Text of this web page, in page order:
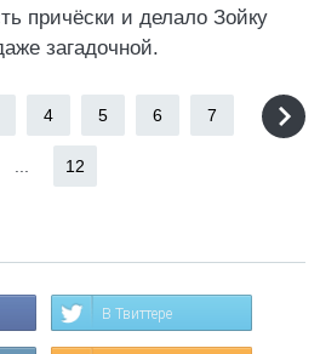
причёски и делало Зойку
загадочной.
4 5 6 7
12
В Твиттере